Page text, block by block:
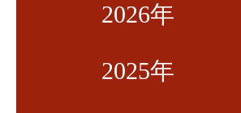
2026年
2025年